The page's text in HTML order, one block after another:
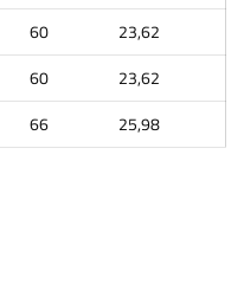
60
23,62
60
23,62
66 25,98